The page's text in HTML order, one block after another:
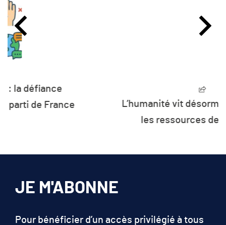
L’humanité vit désormais à crédit sur
les ressources de la planète
JE M'ABONNE
Pour bénéficier d’un accès privilégié à tous